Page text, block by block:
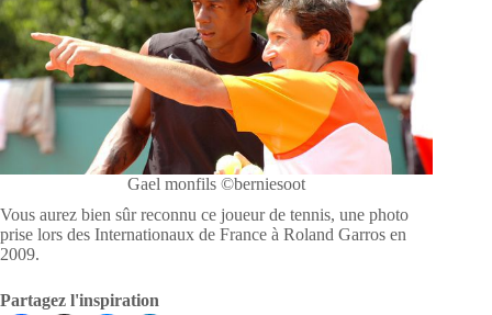
Gael monfils ©berniesoot
Vous aurez bien sûr reconnu ce joueur de tennis, une photo
prise lors des Internationaux de France à Roland Garros en
2009.
Partagez l'inspiration